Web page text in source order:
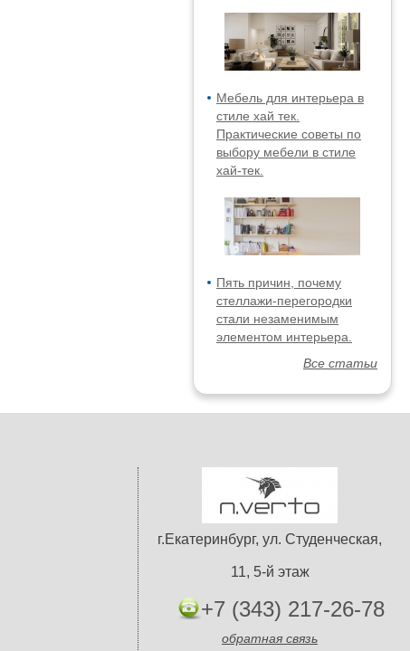
Мебель для интерьера в
стиле хай тек.
Практические советы по
выбору мебели в стиле
хай-тек.
Пять причин, почему
стеллажи-перегородки
стали незаменимым
элементом интерьера.
Все статьи
г.Екатеринбург, ул. Студенческая,
11, 5-й этаж
+7 (343) 217-26-78
обратная связь